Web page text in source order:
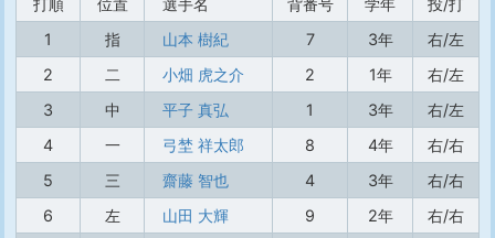
打順
位置 選手名 背番号 学年
投/打
1
指 山本 樹紀 7 3年
右/左
2
二 小畑 虎之介 2 1年
右/左
3
中 平子 真弘 1 3年
右/左
4
一 弓埜 祥太郎 8 4年
右/右
5
三 齋藤 智也 4 3年
右/右
6
左 山田 大輝 9 2年
右/右